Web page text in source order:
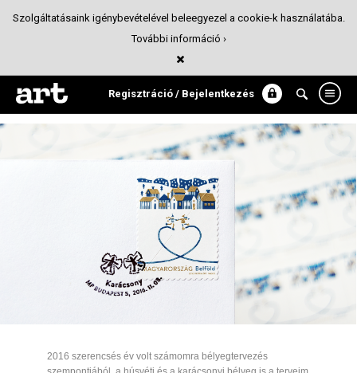
Regisztráció / Bejelentkezés
Karácsony bélyeg 2016
Tervezőgrafika
2016 szerencsés év volt számomra bélyegtervezés
Szolgáltatásaink igénybevételével beleegyezel a cookie-k használatába.
További információ ›